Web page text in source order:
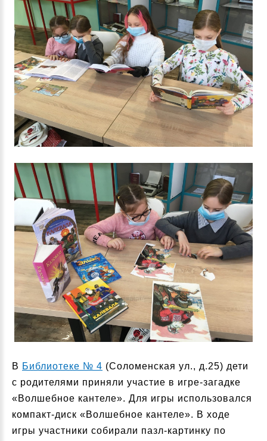
В Библиотеке № 4 (Соломенская ул., д.25) дети
с родителями приняли участие в игре-загадке
«Волшебное кантеле». Для игры использовался
компакт-диск «Волшебное кантеле». В ходе
игры участники собирали пазл-картинку по